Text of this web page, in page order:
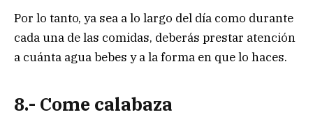
Por lo tanto, ya sea a lo largo del día como durante
cada una de las comidas, deberás prestar atención
a cuánta agua bebes y a la forma en que lo haces.
8.- Come calabaza